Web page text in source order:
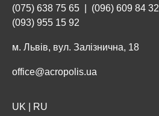
(075) 638 75 65
(096) 609 84 32
(093) 955 15 92
м. Львів, вул. Залізнична, 18
office@acropolis.ua
UK RU